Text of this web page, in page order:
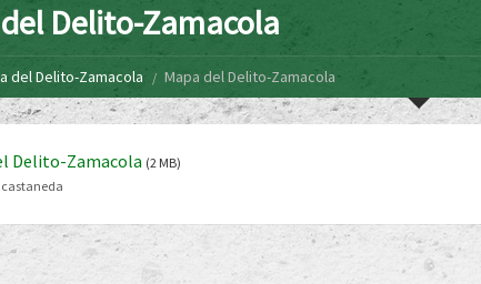
Delito-Zamacola
del Delito-Zamacola Mapa del Delito-Zamacola
Delito-Zamacola (2 MB)